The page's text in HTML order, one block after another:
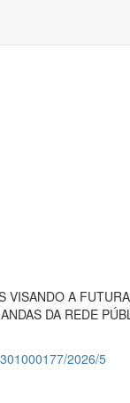
A
DA REDE
2026/5